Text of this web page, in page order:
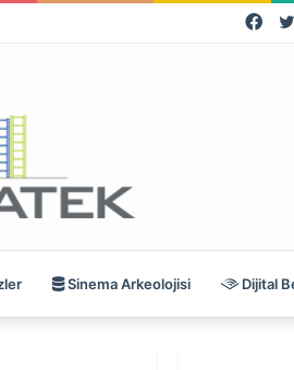
Sinema Arkeolojisi Dijital